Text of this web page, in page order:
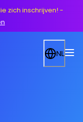
zich inschrijven! -
NL